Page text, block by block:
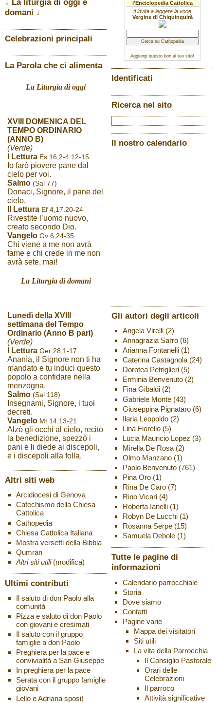
domani ↓
Celebrazioni principali
La Parola che ci alimenta
La Liturgia di oggi
XVIII DOMENICA DEL
TEMPO ORDINARIO
(ANNO B)
(Verde)
I Lettura Es 16,2-4.12-15
Io farò piovere pane dal
cielo per voi.
Salmo (Sal 77)
Donaci, Signore, il pane del
cielo.
II Lettura Ef 4,17.20-24
Rivestite l’uomo nuovo,
creato secondo Dio.
Vangelo Gv 6,24-35
Chi viene a me non avrà
fame e chi crede in me non
avrà sete, mai!
La Liturgia di domani
Lunedì della XVIII
settimana del Tempo
Ordinario (Anno B pari)
(Verde)
I Lettura Ger 28,1-17
Ananìa, il Signore non ti ha
mandato e tu induci questo
popolo a confidare nella
menzogna.
Salmo (Sal 118)
Insegnami, Signore, i tuoi
decreti.
Vangelo Mt 14,13-21
Alzò gli occhi al cielo, recitò
la benedizione, spezzò i
pani e li diede ai discepoli,
e i discepoli alla folla.
Altri siti web
Arcidiocesi di Genova
Catechismo della Chiesa
Cattolica
Cathopedia
Chiesa Cattolica Italiana
Mostra versetti della Bibbia
Qumran
Altri siti utili (modifica)
Ultimi contributi
Il saluto di don Paolo alla
comunità
Pizza e saluto di don Paolo
con giovani e cresimati
Il saluto con il gruppo
famiglie a don Paolo
Preghiera per la pace e
convivialità a San Giuseppe
In preghiera per la pace
Serata con il gruppo famiglie
giovani
Lello e Adriana sposi!
l'Enciclopedia Cattolica
ti invita a leggere la voce
Vergine di Chiquinquirà
Aggiungi questo box al tuo sito!
Identificati
Ricerca nel sito
Il nostro calendario
Gli autori degli articoli
Angela Virelli(2)
Annagrazia Sarro(6)
Arianna Fontanelli(1)
Caterina Castagnola(24)
Dorotea Petriglieri(5)
Erminia Benvenuto(2)
Fina Gibaldi(2)
Gabriele Monte(43)
Giuseppina Pignataro(6)
Ilaria Leopoldo(2)
Lina Fiorello(5)
Lucia Mauricio Lopez (3)
Mirella De Rosa(2)
Olmo Manzano(1)
Paolo Benvenuto(761)
Pina Oro(1)
Rina De Caro(7)
Rino Vicari(4)
Roberta Ianelli(1)
Robyn De Lucchi(1)
Rosanna Serpe(15)
Samuela Debole(1)
Tutte le pagine di
informazioni
Calendario parrocchiale
Storia
Dove siamo
Contatti
Pagine varie
Mappa dei visitatori
Siti utili
La vita della Parrocchia
Il Consiglio Pastorale
Orari delle
Celebrazioni
Il parroco
Attività significative